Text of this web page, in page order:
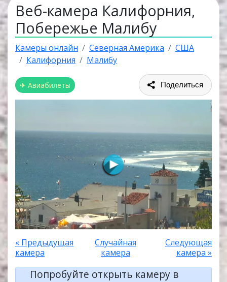
Веб-камера Калифорния,
Побережье Малибу
Камеры онлайн Северная Америка
США
Калифорния
Малибу
✈ Авиабилеты Поделиться
« Предыдущая
камера
Случайная
камера
Следующая
камера »
Попробуйте открыть камеру в